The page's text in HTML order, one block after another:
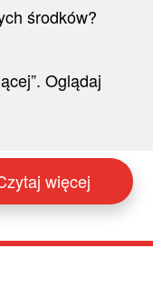
środków?
Oglądaj
więcej